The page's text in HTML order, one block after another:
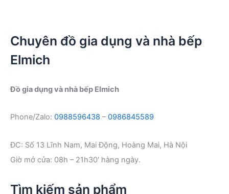
Chuyên đồ gia dụng và nhà bếp
Elmich
Đồ gia dụng và nhà bếp Elmich
Phone/Zalo: 0988596438 –0986845589
ĐC: Số 13 Lĩnh Nam, Mai Động, Hoàng Mai, Hà Nội
Giờ mở cửa: 08h – 21h30′ hàng ngày.
Tìm kiếm sản phẩm